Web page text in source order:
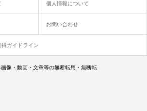
個人情報について
お問い合わせ
ガイドライン
像・動画・文章等の無断転用・無断転